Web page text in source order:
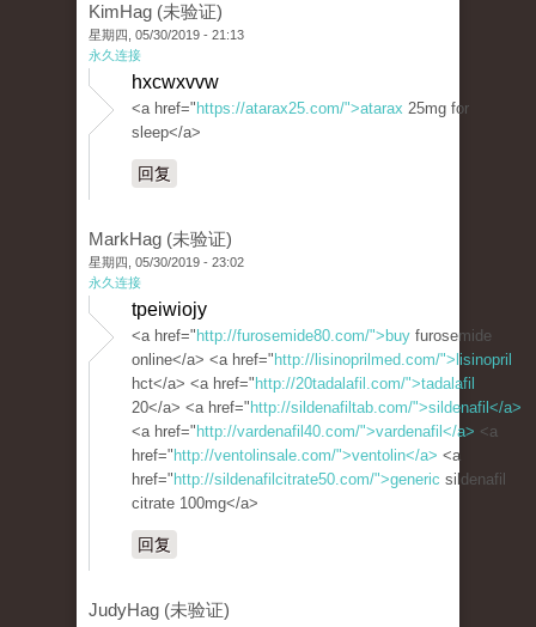
KimHag (未验证)
星期四, 05/30/2019 - 21:13
永久连接
hxcwxvvw
<a href=" https://atarax25.com/">atarax 25mg for
sleep</a>
回复
MarkHag (未验证)
星期四, 05/30/2019 - 23:02
永久连接
tpeiwiojy
<a href=" http://furosemide80.com/">buy furosemide
online</a> <a href=" http://lisinoprilmed.com/">lisinopril
hct</a> <a href=" http://20tadalafil.com/">tadalafil
20</a> <a href=" http://sildenafiltab.com/">sildenafil</a>
<a href=" http://vardenafil40.com/">vardenafil</a> <a
href=" http://ventolinsale.com/">ventolin</a> <a
href=" http://sildenafilcitrate50.com/">generic sildenafil
citrate 100mg</a>
回复
JudyHag (未验证)